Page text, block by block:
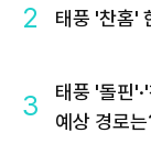
2 태풍 '찬홈'
3
태풍 '돌핀
예상 경로